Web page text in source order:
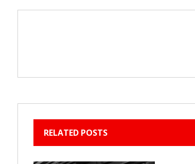
RELATED POSTS